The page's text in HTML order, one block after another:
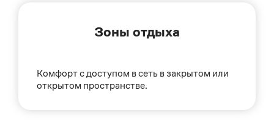
Зоны отдыха
Комфорт с доступом в сеть в закрытом или
открытом пространстве.